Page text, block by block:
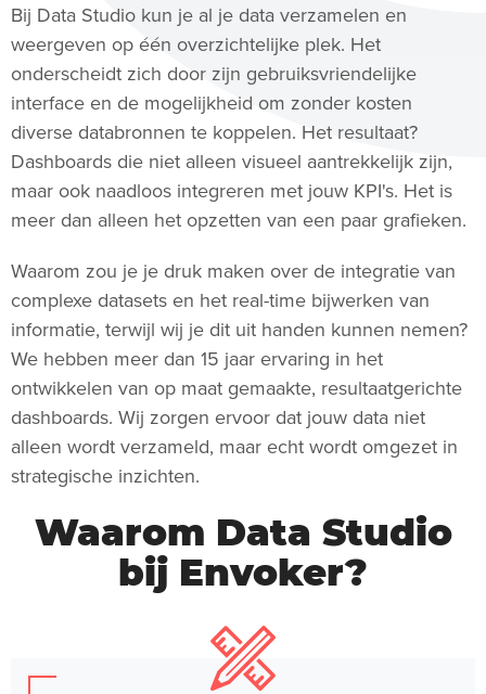
Bij Data Studio kun je al je data verzamelen en
weergeven op één overzichtelijke plek. Het
onderscheidt zich door zijn gebruiksvriendelijke
interface en de mogelijkheid om zonder kosten
diverse databronnen te koppelen. Het resultaat?
Dashboards die niet alleen visueel aantrekkelijk zijn,
maar ook naadloos integreren met jouw KPI's. Het is
meer dan alleen het opzetten van een paar grafieken.
Waarom zou je je druk maken over de integratie van
complexe datasets en het real-time bijwerken van
informatie, terwijl wij je dit uit handen kunnen nemen?
We hebben meer dan 15 jaar ervaring in het
ontwikkelen van op maat gemaakte, resultaatgerichte
dashboards. Wij zorgen ervoor dat jouw data niet
alleen wordt verzameld, maar echt wordt omgezet in
strategische inzichten.
Waarom Data Studio
bij Envoker?